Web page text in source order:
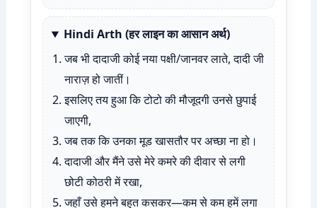
Hindi Arth (हर लाइन का आसान अर्थ)
जब भी दादाजी कोई नया पक्षी/जानवर लाते, दादी जी
नाराज़ हो जातीं।
इसलिए तय हुआ कि टोटो की मौजूदगी उनसे छुपाई
जाएगी,
जब तक कि उनका मूड खासतौर पर अच्छा ना हो।
दादाजी और मैंने उसे मेरे कमरे की दीवार से लगी
छोटी कोठरी में रखा,
जहाँ उसे हमने बहुत कसकर—कम से कम हमें लगा